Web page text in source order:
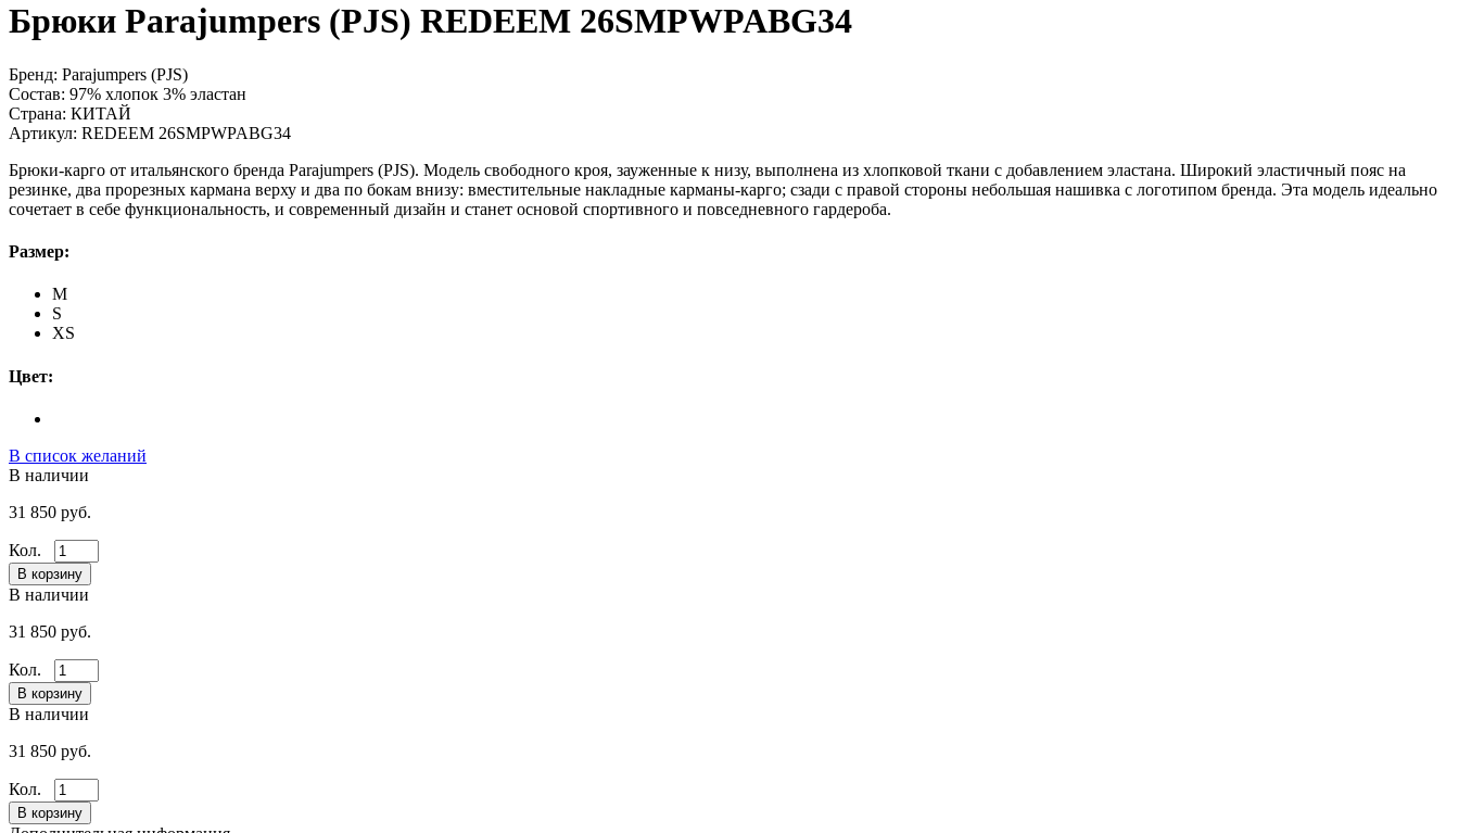
Брюки Parajumpers (PJS) REDEEM 26SMPWPABG34
Бренд: Parajumpers (PJS)
Состав: 97% хлопок 3% эластан
Страна: КИТАЙ
Артикул: REDEEM 26SMPWPABG34
Брюки-карго от итальянского бренда Parajumpers (PJS). Модель свободного кроя, зауженные к низу, выполнена из хлопковой ткани с добавлением эластана. Широкий эластичный пояс на
резинке, два прорезных кармана верху и два по бокам внизу: вместительные накладные карманы-карго; сзади с правой стороны небольшая нашивка с логотипом бренда. Эта модель идеально
сочетает в себе функциональность, и современный дизайн и станет основой спортивного и повседневного гардероба.
Размер:
M
S
XS
Цвет:
В список желаний
В наличии
31 850 руб.
Кол.
В наличии
31 850 руб.
Кол.
В наличии
31 850 руб.
Кол.